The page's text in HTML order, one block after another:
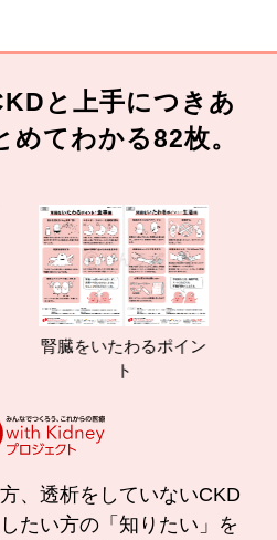
と上手につきあ
めてわかる82枚。
腎臓をいたわるポイン
、透析をしていないCKD
たい方の「知りたい」を